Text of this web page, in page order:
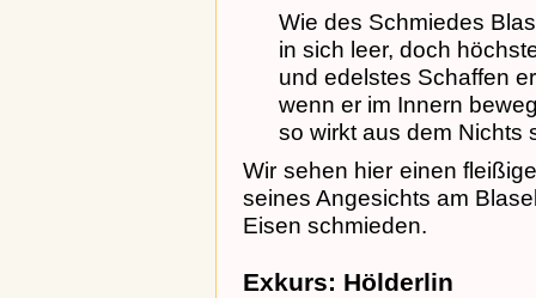
Wie des Schmiedes
in sich leer, doch
und edelstes Schaffen
wenn er im Innern
so wirkt aus dem Nichts
Wir sehen hier einen
seines Angesichts am
Eisen schmieden.
Exkurs: Hölderlin